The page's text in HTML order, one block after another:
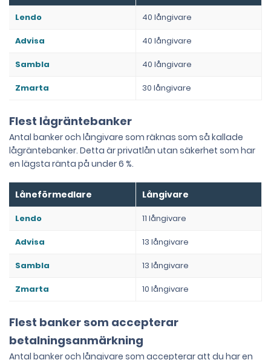
Lendo 40 långivare
Advisa 40 långivare
Sambla 40 långivare
Zmarta 30 långivare
Flest lågräntebanker
Antal banker och långivare som räknas som så kallade
lågräntebanker. Detta är privatlån utan säkerhet som har
en lägsta ränta på under 6 %.
Låneförmedlare Långivare
Lendo 11 långivare
Advisa 13 långivare
Sambla 13 långivare
Zmarta 10 långivare
Flest banker som accepterar
betalningsanmärkning
Antal banker och långivare som accepterar att du har en